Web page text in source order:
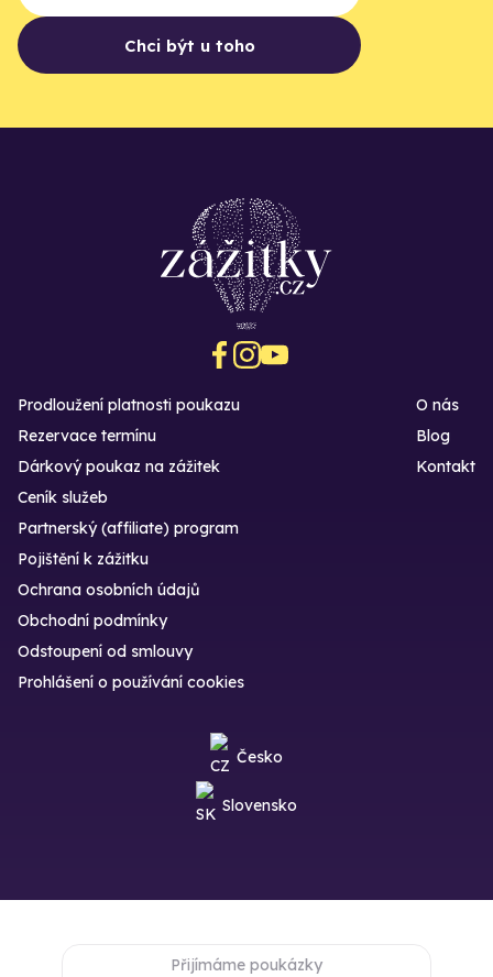
Chci být u toho
Prodloužení platnosti poukazu
Rezervace termínu
Dárkový poukaz na zážitek
O nás
Blog
Kontakt
Ceník služeb
Partnerský (affiliate) program
Pojištění k zážitku
Ochrana osobních údajů
Obchodní podmínky
Odstoupení od smlouvy
Prohlášení o používání cookies
Česko
Slovensko
Přijímáme poukázky